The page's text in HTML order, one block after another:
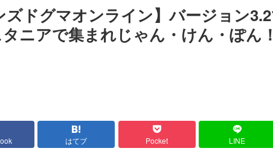
ズドグマオンライン】バージョン
ニアで集まれじゃん・けん・ぽん
はてブ Pocket LINE